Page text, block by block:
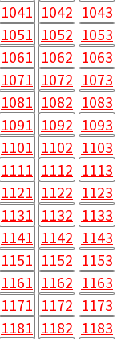
1041 1042 1043
1051 1052 1053
1061 1062 1063
1071 1072 1073
1081 1082 1083
1091 1092 1093
1101 1102 1103
1111 1112 1113
1121 1122 1123
1131 1132 1133
1141 1142 1143
1151 1152 1153
1161 1162 1163
1171 1172 1173
1181 1182 1183